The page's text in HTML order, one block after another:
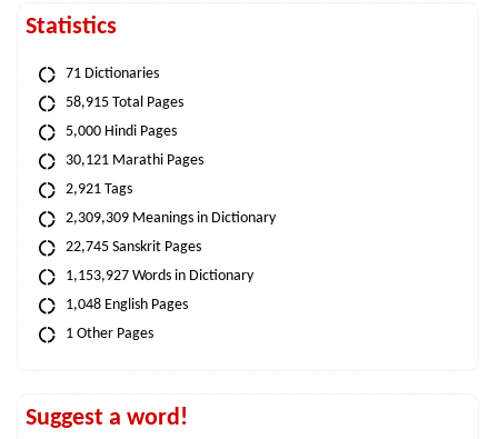
Statistics
71 Dictionaries
58,915 Total Pages
5,000 Hindi Pages
30,121 Marathi Pages
2,921 Tags
2,309,309 Meanings in Dictionary
22,745 Sanskrit Pages
1,153,927 Words in Dictionary
1,048 English Pages
1 Other Pages
Suggest a word!